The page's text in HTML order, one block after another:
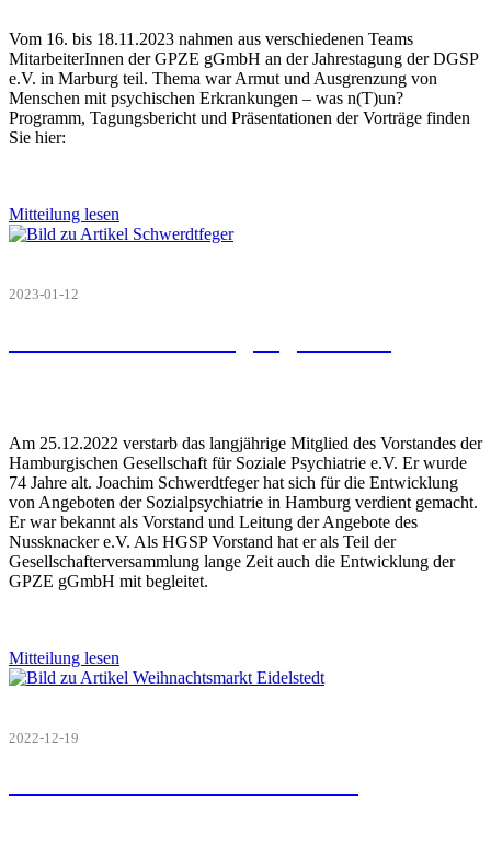
Vom 16. bis 18.11.2023 nahmen aus verschiedenen Teams
MitarbeiterInnen der GPZE gGmbH an der Jahrestagung der DGSP
e.V. in Marburg teil. Thema war Armut und Ausgrenzung von
Menschen mit psychischen Erkrankungen – was n(T)un?
Programm, Tagungsbericht und Präsentationen der Vorträge finden
Sie hier:
Mitteilung lesen
2023-01-12
Am 25.12.2022 verstarb das langjährige Mitglied des Vorstandes der
Hamburgischen Gesellschaft für Soziale Psychiatrie e.V. Er wurde
74 Jahre alt. Joachim Schwerdtfeger hat sich für die Entwicklung
von Angeboten der Sozialpsychiatrie in Hamburg verdient gemacht.
Er war bekannt als Vorstand und Leitung der Angebote des
Nussknacker e.V. Als HGSP Vorstand hat er als Teil der
Gesellschafterversammlung lange Zeit auch die Entwicklung der
GPZE gGmbH mit begleitet.
Mitteilung lesen
2022-12-19